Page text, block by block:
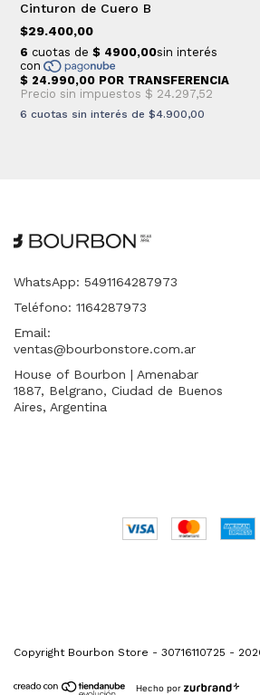
Cinturon de Cuero B
$29.400,00
6 cuotas sin interés de $4.900,00
WhatsApp: 5491164287973
Teléfono: 1164287973
Email:
ventas@bourbonstore.com.ar
House of Bourbon | Amenabar
1887, Belgrano, Ciudad de Buenos
Aires, Argentina
Copyright Bourbon Store - 30716110725 -
Hecho por